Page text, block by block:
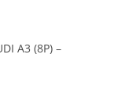
A3 (8P) –